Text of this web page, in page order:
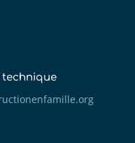
gro.e
llima
fneno